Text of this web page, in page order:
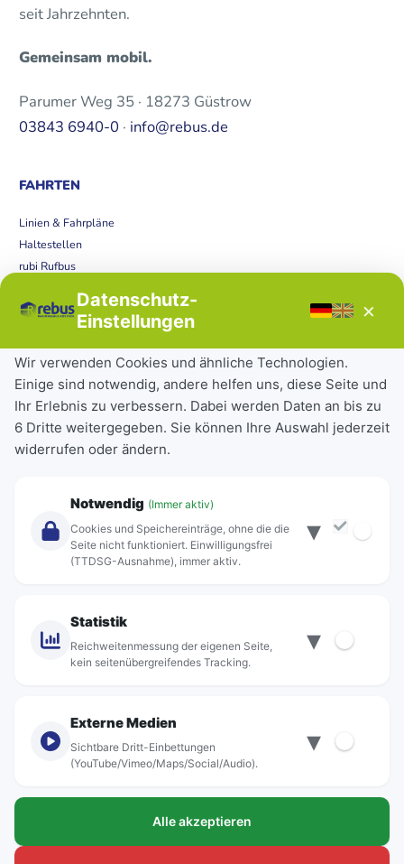
seit Jahrzehnten.
Gemeinsam mobil.
Parumer Weg 35 · 18273 Güstrow
03843 6940-0 · info@rebus.de
FAHRTEN
Linien & Fahrpläne
Haltestellen
rubi Rufbus
Störungen
Tickets & Tarife
Deutschlandticket
Schülerkarte
Einzeltickets
Abonnements
Über Rebus
Standorte
© rebus Regionalbus Rostock GmbH
Datenschutz-
Einstellungen
×
Wir verwenden Cookies und ähnliche Technologien.
Einige sind notwendig, andere helfen uns, diese Seite und
Ihr Erlebnis zu verbessern. Dabei werden Daten an bis zu
6 Dritte weitergegeben. Sie können Ihre Auswahl jederzeit
widerrufen oder ändern.
Notwendig (Immer aktiv)
Cookies und Speichereinträge, ohne die die
Seite nicht funktioniert. Einwilligungsfrei
(TTDSG-Ausnahme), immer aktiv.
▾
Statistik
Reichweitenmessung der eigenen Seite,
kein seitenübergreifendes Tracking.
▾
Externe Medien
Sichtbare Dritt-Einbettungen
(YouTube/Vimeo/Maps/Social/Audio).
▾
Alle akzeptieren